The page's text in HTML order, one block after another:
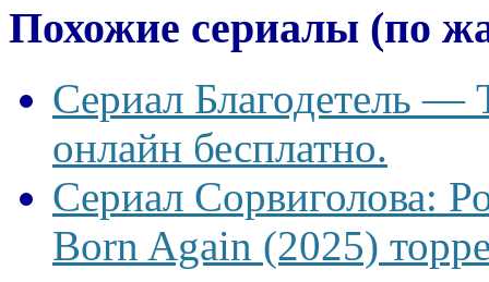
Похожие сериалы (по
Сериал Благодетель —
онлайн бесплатно.
Сериал Сорвиголова:
Born Again (2025)